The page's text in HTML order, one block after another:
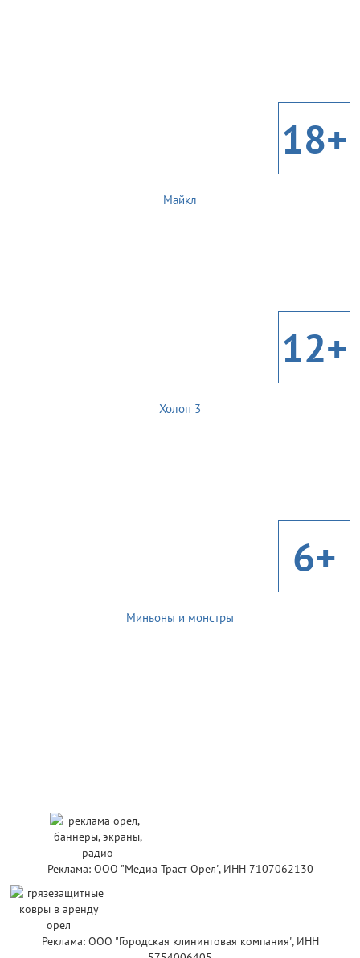
18+
Майкл
12+
Холоп 3
6+
Миньоны и монстры
Реклама: ООО "Медиа Траст Орёл", ИНН 7107062130
Реклама: ООО "Городская клининговая компания", ИНН